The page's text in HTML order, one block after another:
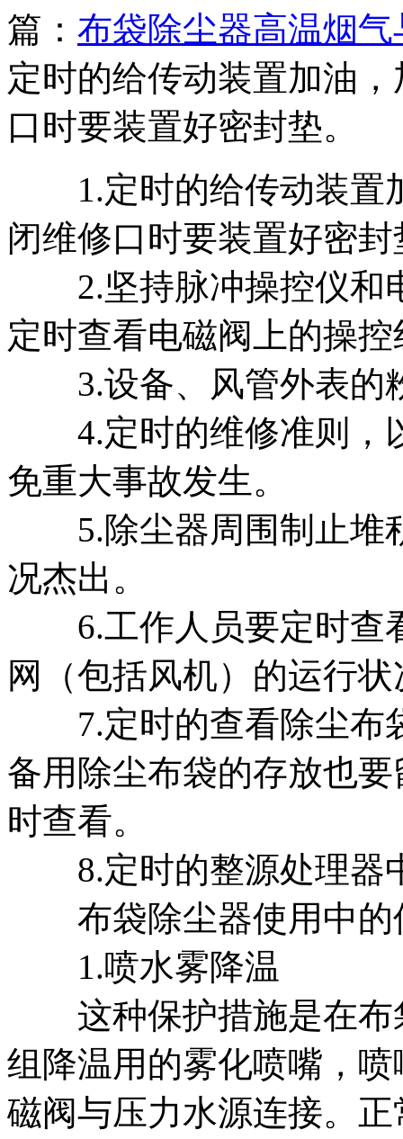
篇： 布袋除尘器高温烟
定时的给传动装置加油
口时要装置好密封垫。
1.定时的给传动装置
闭维修口时要装置好密封
2.坚持脉冲操控仪和
定时查看电磁阀上的操
3.设备、风管外表的
4.定时的维修准则，
免重大事故发生。
5.除尘器周围制止堆
况杰出。
6.工作人员要定时查
网（包括风机）的运行状
7.定时的查看除尘布
备用除尘布袋的存放也
时查看。
8.定时的整源处理器
布袋除尘器使用中的
1.喷水雾降温
这种保护措施是在布
组降温用的雾化喷嘴，
磁阀与压力水源连接。